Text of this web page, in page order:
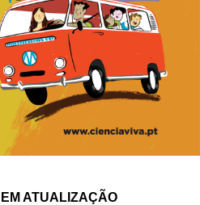
ATUALIZAÇÃO